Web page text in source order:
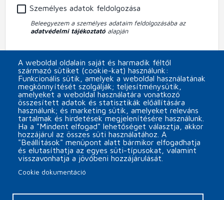
Személyes adatok feldolgozása
Beleegyezem a személyes adataim feldolgozásába az
adatvédelmi tájékoztatóalapján
CAPTCHA
A weboldal oldalain saját és harmadik féltől
származó sütiket (cookie-kat) használunk:
Funkcionális sütik, amelyek a weboldal használatának
megkönnyítését szolgálják; teljesítménysütik,
amelyeket a weboldal használatára vonatkozó
összesített adatok és statisztikák előállítására
használunk; és marketing sütik, amelyeket releváns
tartalmak és hirdetések megjelenítésére használunk.
Ha a "Mindent elfogad" lehetőséget választja, akkor
hozzájárul az összes süti használatához. A
"Beállítások" menüpont alatt bármikor elfogadhatja
és elutasíthatja az egyes süti-típusokat, valamint
visszavonhatja a jövőbeni hozzájárulását.
Cookie dokumentáció
PätaCookie beállítások Kapcsolat